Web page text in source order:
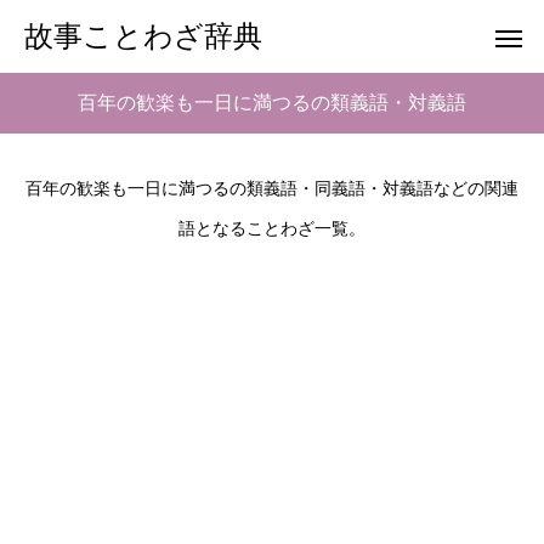
故事ことわざ辞典
百年の歓楽も一日に満つるの類義語・対義語
百年の歓楽も一日に満つるの類義語・同義語・対義語などの関連
語となることわざ一覧。